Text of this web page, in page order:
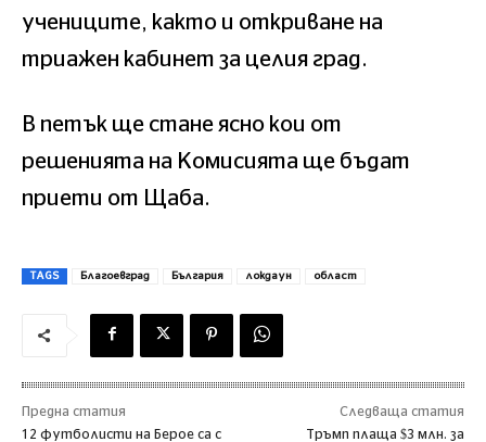
учениците, както и откриване на
триажен кабинет за целия град.
В петък ще стане ясно кои от
решенията на Комисията ще бъдат
приети от Щаба.
TAGS Благоевград България локдаун област
Предна статия
12 футболисти на Берое са с
Следваща статия
Тръмп плаща $3 млн. за